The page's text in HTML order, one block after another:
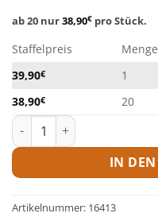
ab 20 nur38,90€ pro Stück.
Staffelpreis
39,90€ 1
38,90€ 20
Desinfektionsmatte Menge
IN
Artikelnummer: 16413